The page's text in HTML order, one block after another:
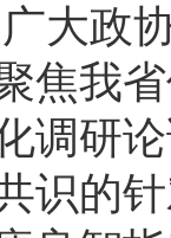
大政
焦我
调研
识的